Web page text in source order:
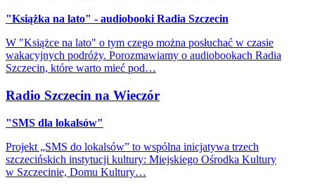
"Książka na lato" - audiobooki Radia Szczecin
W "Książce na lato" o tym czego można posłuchać w czasie
wakacyjnych podróży. Porozmawiamy o audiobookach Radia
Szczecin, które warto mieć pod…
Radio Szczecin na Wieczór
"SMS dla lokalsów"
Projekt „SMS do lokalsów” to wspólna inicjatywa trzech
szczecińskich instytucji kultury: Miejskiego Ośrodka Kultury
w Szczecinie, Domu Kultury…